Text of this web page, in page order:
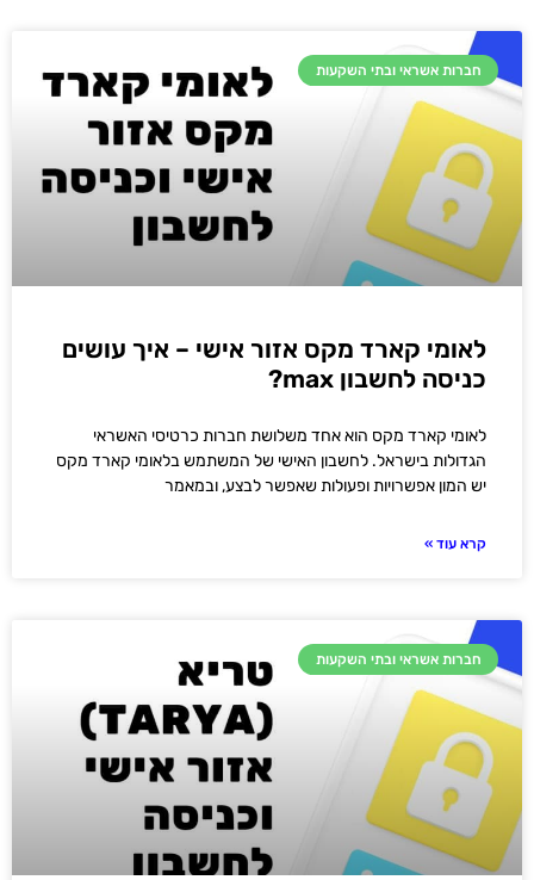
חברות אשראי ובתי השקעות
לאומי קארד מקס אזור אישי – איך עושים
כניסה לחשבון max?
לאומי קארד מקס הוא אחד משלושת חברות כרטיסי האשראי
הגדולות בישראל. לחשבון האישי של המשתמש בלאומי קארד מקס
יש המון אפשרויות ופעולות שאפשר לבצע, ובמאמר
קרא עוד »
חברות אשראי ובתי השקעות